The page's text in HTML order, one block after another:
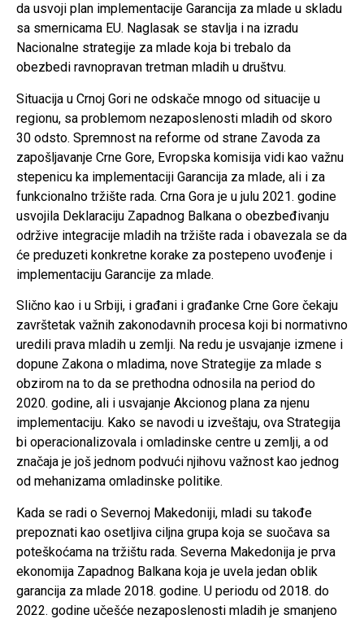
da usvoji plan implementacije Garancija za mlade u skladu
sa smernicama EU. Naglasak se stavlja i na izradu
Nacionalne strategije za mlade koja bi trebalo da
obezbedi ravnopravan tretman mladih u društvu.
Situacija u Crnoj Gori ne odskače mnogo od situacije u
regionu, sa problemom nezaposlenosti mladih od skoro
30 odsto. Spremnost na reforme od strane Zavoda za
zapošljavanje Crne Gore, Evropska komisija vidi kao važnu
stepenicu ka implementaciji Garancija za mlade, ali i za
funkcionalno tržište rada. Crna Gora je u julu 2021. godine
usvojila Deklaraciju Zapadnog Balkana o obezbeđivanju
održive integracije mladih na tržište rada i obavezala se da
će preduzeti konkretne korake za postepeno uvođenje i
implementaciju Garancije za mlade.
Slično kao i u Srbiji, i građani i građanke Crne Gore čekaju
završtetak važnih zakonodavnih procesa koji bi normativno
uredili prava mladih u zemlji. Na redu je usvajanje izmene i
dopune Zakona o mladima, nove Strategije za mlade s
obzirom na to da se prethodna odnosila na period do
2020. godine, ali i usvajanje Akcionog plana za njenu
implementaciju. Kako se navodi u izveštaju, ova Strategija
bi operacionalizovala i omladinske centre u zemlji, a od
značaja je još jednom podvući njihovu važnost kao jednog
od mehanizama omladinske politike.
Kada se radi o Severnoj Makedoniji, mladi su takođe
prepoznati kao osetljiva ciljna grupa koja se suočava sa
poteškoćama na tržištu rada. Severna Makedonija je prva
ekonomija Zapadnog Balkana koja je uvela jedan oblik
garancija za mlade 2018. godine. U periodu od 2018. do
2022. godine učešće nezaposlenosti mladih je smanjeno